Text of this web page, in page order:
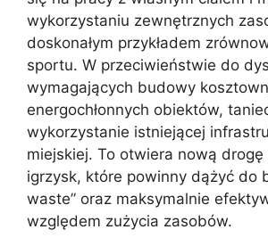
wykorzystaniu zewnętrznych
doskonałym przykładem
sportu. W przeciwieństwie do
wymagających budowy
energochłonnych obiektów,
wykorzystanie istniejącej
miejskiej. To otwiera nową drogę
igrzysk, które powinny dążyć do
waste” oraz maksymalnie
względem zużycia zasobów.